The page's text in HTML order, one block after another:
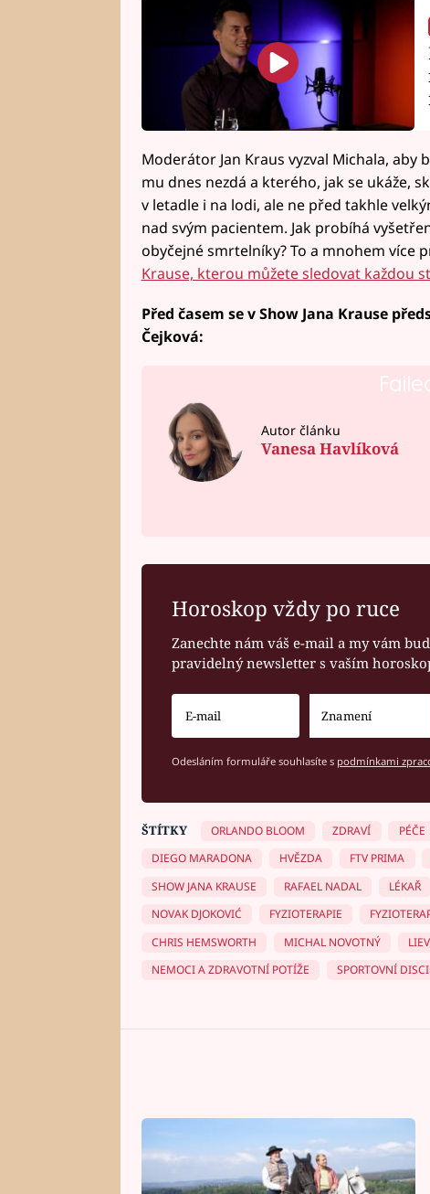
Moderátor Jan Kraus vyzval Michala,
mu dnes nezdá a kterého, jak se ukáže,
v letadle i na lodi, ale ne před takhle
nad svým pacientem. Jak probíhá
obyčejné smrtelníky? To a mnohem více
Krause, kterou můžete sledovat každou
Před časem se v Show Jana Krause
Čejková:
Autor článku
Vanesa Havlíková
Horoskop vždy po ruce
Zanechte nám váš e-mail a my vám
pravidelný newsletter s vaším
Odesláním formuláře souhlasíte s podmínkami
ŠTÍTKY ORLANDO BLOOM ZDRAVÍ
PÉČE
DIEGO MARADONA
HVĚZDA FTV PRIMA
SHOW JANA KRAUSE
RAFAEL NADAL LÉKAŘ
NOVAK DJOKOVIĆ
FYZIOTERAPIE
CHRIS HEMSWORTH
MICHAL NOVOTNÝ
NEMOCI A ZDRAVOTNÍ POTÍŽE
SPORTOVNÍ